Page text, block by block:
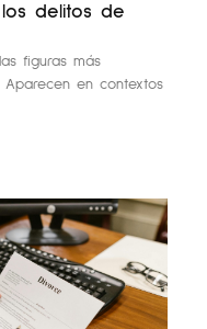
delitos de
figuras más
en contextos